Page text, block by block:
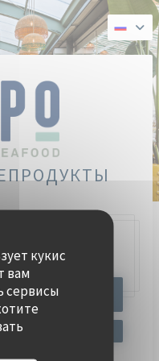
кукис
вам
сервисы
окне))
в новом окне))
Levallois-Perret
СТОЛИК